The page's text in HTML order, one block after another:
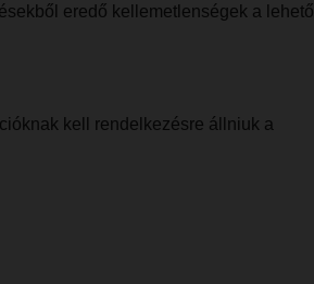
eredő kellemetlenségek a lehető
kell rendelkezésre állniuk a